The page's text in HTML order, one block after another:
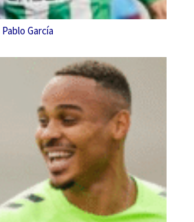
García